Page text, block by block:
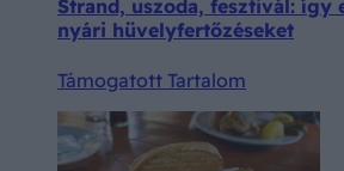
Strand, uszoda, fesztivál: így
nyári hüvelyfertőzéseket
Támogatott Tartalom